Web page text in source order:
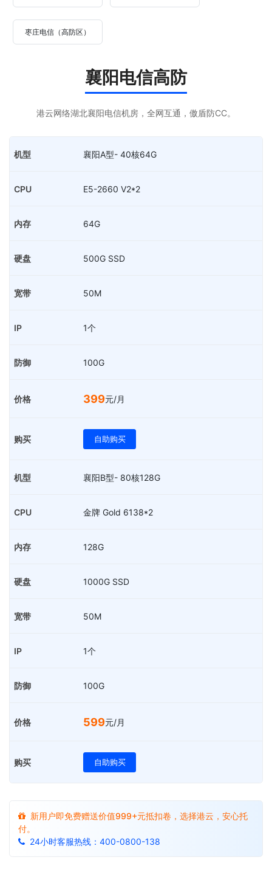
枣庄电信（高防区）
襄阳电信高防
港云网络湖北襄阳电信机房，全网互通，傲盾防CC。
襄阳A型- 40核64G
E5-2660 V2*2
64G
500G SSD
50M
1个
100G
399元/月
自助购买
襄阳B型- 80核128G
金牌 Gold 6138*2
128G
1000G SSD
50M
1个
100G
599元/月
自助购买
新用户即免费赠送价值999+元抵扣卷，选择港云，安心托
付。
24小时客服热线：400-0800-138